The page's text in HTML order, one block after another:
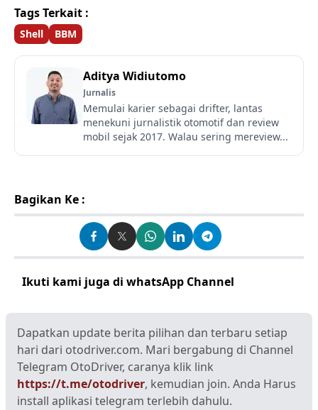
Tags Terkait :
Shell BBM
Aditya Widiutomo
Jurnalis
Memulai karier sebagai drifter, lantas
menekuni jurnalistik otomotif dan review
mobil sejak 2017. Walau sering mereview...
Bagikan Ke :
Ikuti kami juga di whatsApp Channel
Dapatkan update berita pilihan dan terbaru setiap
hari dari otodriver.com. Mari bergabung di Channel
Telegram OtoDriver, caranya klik link
https://t.me/otodriver, kemudian join. Anda Harus
install aplikasi telegram terlebih dahulu.